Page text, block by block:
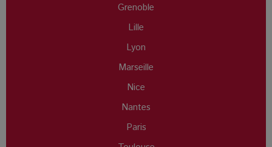
Grenoble
Lille
Lyon
Marseille
Nice
Nantes
Paris